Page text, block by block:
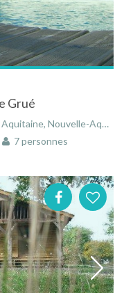
Grué
Nouvelle-Aquitaine, France
7 personnes